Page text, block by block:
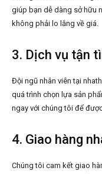
giúp bạn dễ dàng sở hữu
không phải lo lắng về giá.
3. Dịch vụ tận
Đội ngũ nhân viên tại
quá trình chọn lựa sản
ngay với chúng tôi để
4. Giao hàng
Chúng tôi cam kết giao